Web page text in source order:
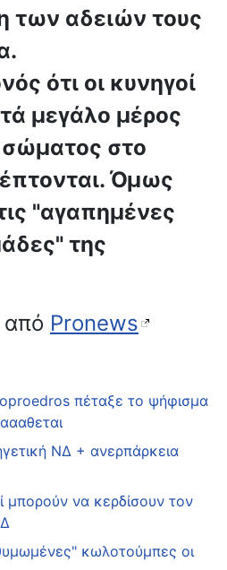
των αδειών τους
ότι οι κυνηγοί
μεγάλο μέρος
σώματος στο
Όμως
"αγαπημένες
της
από Pronews
πέταξε το ψήφισμα
ΝΔ + ανερπάρκεια
μπορούν να κερδίσουν τον
κωλοτούμπες οι